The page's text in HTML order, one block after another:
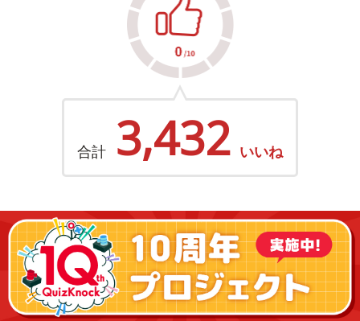
合計 3,432 いいね